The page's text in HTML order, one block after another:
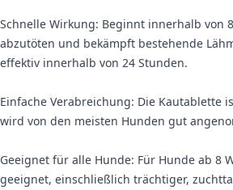
Schnelle Wirkung: Beginnt innerhalb von
abzutöten und bekämpft bestehende
effektiv innerhalb von 24 Stunden.
Einfache Verabreichung: Die Kautablette
wird von den meisten Hunden gut
Geeignet für alle Hunde: Für Hunde ab 8
geeignet, einschließlich trächtiger,